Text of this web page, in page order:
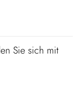
Sie sich mit